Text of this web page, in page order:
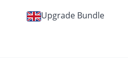
Upgrade Bundle